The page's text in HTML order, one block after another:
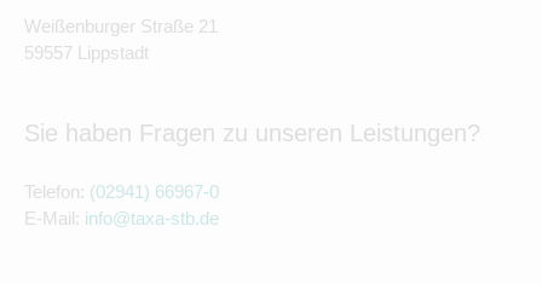
Weißenburger Straße 21
59557 Lippstadt
Sie haben Fragen zu unseren Leistungen?
Telefon: (02941) 66967-0
E-Mail: info@taxa-stb.de